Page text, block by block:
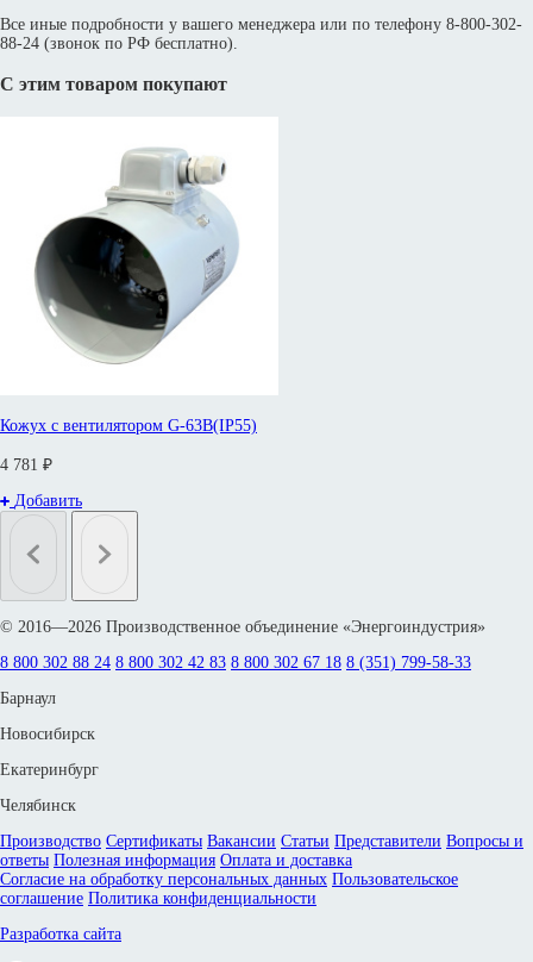
Все иные подробности у вашего менеджера или по телефону 8-800-302-
88-24 (звонок по РФ бесплатно).
С этим товаром покупают
Кожух с вентилятором G-63B(IP55)
4 781 ₽
Добавить
© 2016—2026 Производственное объединение «Энергоиндустрия»
8 800 302 88 24 8 800 302 42 83 8 800 302 67 18 8 (351) 799-58-33
Барнаул
Новосибирск
Екатеринбург
Челябинск
Производство Сертификаты Вакансии Статьи Представители Вопросы и
ответы Полезная информация Оплата и доставка
Согласие на обработку персональных данных Пользовательское
соглашение Политика конфиденциальности
Разработка сайта